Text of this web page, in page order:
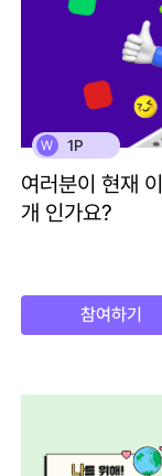
W 1P
여러분이 현재
개 인가요?
참여하기